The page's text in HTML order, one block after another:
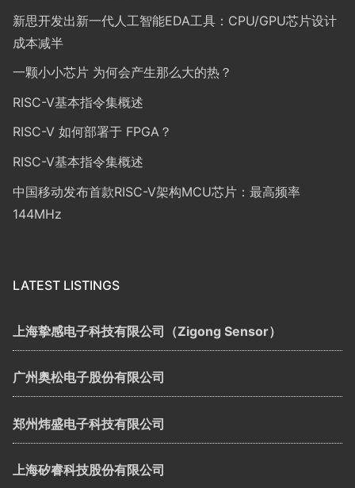
新思开发出新一代人工智能EDA工具：CPU/GPU芯片设计
成本减半
一颗小小芯片 为何会产生那么大的热？
RISC-V基本指令集概述
RISC-V 如何部署于 FPGA？
RISC-V基本指令集概述
中国移动发布首款RISC-V架构MCU芯片：最高频率
144MHz
LATEST LISTINGS
上海挚感电子科技有限公司（Zigong Sensor）
广州奥松电子股份有限公司
郑州炜盛电子科技有限公司
上海矽睿科技股份有限公司